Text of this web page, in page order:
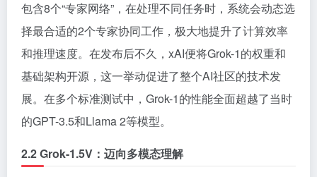
包含8个“专家网络”，在处理不同任务时，系统会动态选
择最合适的2个专家协同工作，极大地提升了计算效率
和推理速度。在发布后不久，xAI便将Grok-1的权重和
基础架构开源，这一举动促进了整个AI社区的技术发
展。在多个标准测试中，Grok-1的性能全面超越了当时
的GPT-3.5和Llama 2等模型。
2.2 Grok-1.5V：迈向多模态理解